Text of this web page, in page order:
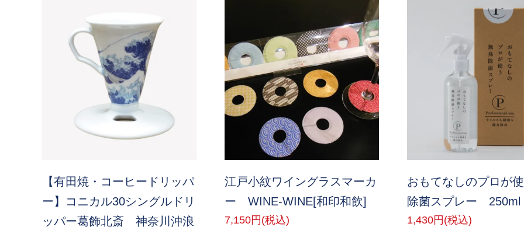
【有田焼・コーヒードリッパ
ー】コニカル30シングルドリ
ッパー葛飾北斎 神奈川沖浪
SOLD OUT
江戸小紋ワイングラスマーカ
ー WINE-WINE[和印和飲]
7,150円(税込)
SOLD OUT
おもてなしのプロが
除菌スプレー 250ml
1,430円(税込)